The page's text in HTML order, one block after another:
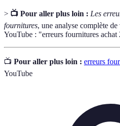
> 📺 Pour aller plus loin : Les
fournitures, une analyse complète
YouTube : "erreurs fournitures achat
📺 Pour aller plus loin : erreurs
YouTube